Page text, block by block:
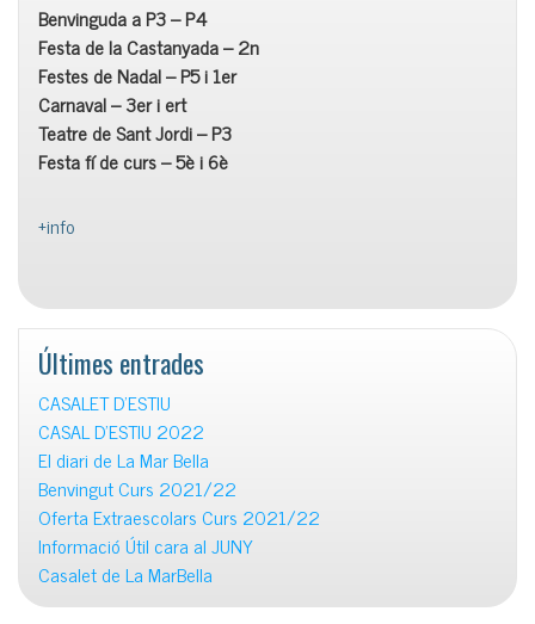
Benvinguda a P3 – P4
Festa de la Castanyada – 2n
Festes de Nadal – P5 i 1er
Carnaval – 3er i ert
Teatre de Sant Jordi – P3
Festa fí de curs – 5è i 6è
+info
Últimes entrades
CASALET D’ESTIU
CASAL D’ESTIU 2022
El diari de La Mar Bella
Benvingut Curs 2021/22
Oferta Extraescolars Curs 2021/22
Informació Útil cara al JUNY
Casalet de La MarBella